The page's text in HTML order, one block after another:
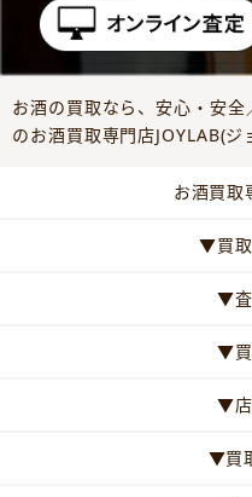
お酒の買取なら、安心・安
のお酒買取専門店JOYLAB(ジ
お酒買取
▼買
▼
▼
▼
▼買